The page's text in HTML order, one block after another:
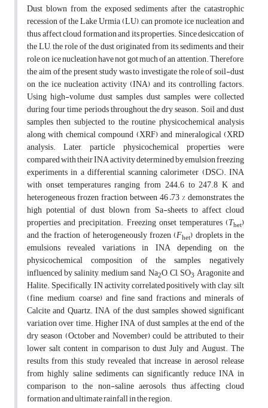
Dust blown from the exposed sediments after the catastrophic
recession of the Lake Urmia (LU), can promote ice nucleation and
thus affect cloud formation and its properties. Since desiccation of
the LU, the role of the dust originated from its sediments and their
role on ice nucleation have not got much of an attention. Therefore,
the aim of the present study was to investigate the role of soil-dust
on the ice nucleation activity (INA) and its controlling factors.
Using high-volume dust samples, dust samples were collected
during four time periods throughout the dry season. Soil and dust
samples then subjected to the routine physicochemical analysis
along with chemical compound (XRF) and mineralogical (XRD
analysis. Later, particle physicochemical properties were
compared with their INA activity determined by emulsion freezing
experiments in a differential scanning calorimeter (DSC). INA
with onset temperatures ranging from 244.6 to 247.8 K and
heterogeneous frozen fraction between 46 –73 % demonstrates the
high potential of dust blown from Sa-sheets to affect cloud
properties and precipitation. Freezing onset temperatures (Thet)
and the fraction of heterogeneously frozen (Fhet) droplets in the
emulsions revealed variations in INA depending on the
physicochemical composition of the samples, negatively
influenced by salinity, medium sand, Na2O, Cl, SO3, Aragonite and
Halite. Specifically, IN activity correlated positively with clay, silt
(fine, medium, coarse) and fine sand fractions and minerals of
Calcite and Quartz. INA of the dust samples showed significant
variation over time. Higher INA of dust samples at the end of the
dry season (October and November) could be attributed to their
lower salt content in comparison to dust July and August. The
results from this study revealed that increase in aerosol release
from highly saline sediments can significantly reduce INA in
comparison to the non-saline aerosols, thus affecting cloud
formation and ultimate rainfall in the region.